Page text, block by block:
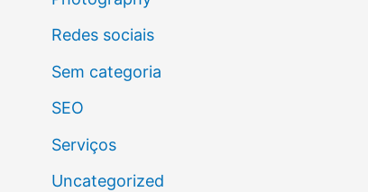
Redes sociais
Sem categoria
SEO
Serviços
Uncategorized